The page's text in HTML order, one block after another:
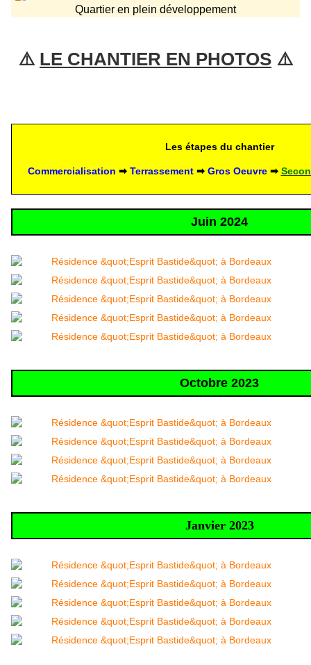
Quartier en plein développement
⚠️ LE CHANTIER EN PHOTOS ⚠️
Les étapes du chantier
Commercialisation ➡ Terrassement ➡ Gros Oeuvre ➡
Juin 2024
Octobre 2023
Janvier 2023